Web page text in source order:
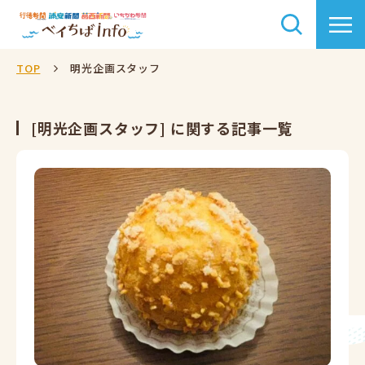
TOP 明光企画スタッフ
[明光企画スタッフ] に関する記事一覧